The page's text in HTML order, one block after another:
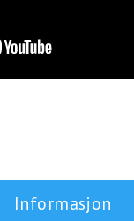
Informasjon